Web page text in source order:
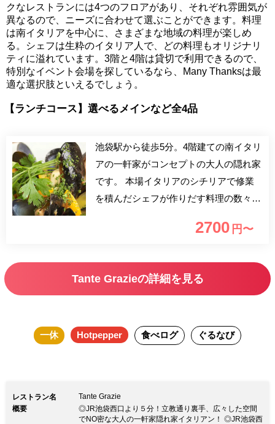
クなレストランには4つのフロアがあり、それぞれ雰囲気が
異なるので、ニーズに合わせて選ぶことができます。料理
は南イタリアを中心に、さまざまな地域の料理が楽しめ
る。シェフは生粋のイタリア人で、どの料理もオリジナリ
ティに溢れています。3階と4階は貸切で利用できるので、
特別なイベント会場を探しているなら、Many Thanksは最
適な選択肢といえるでしょう。
【ランチコース】選べるメインなど全4品
池袋駅から徒歩5分。4階建ての南イタリ
アの一軒家がコンセプトの大人の隠れ家
です。 本場イタリアのシチリアで修業
を積んだシェフが作りだす料理の数々は
ンや生パスタ、自家製ドルチェなど全4
2700 円〜
Tante Grazieの詳細を見る
一休 Hotpepper 食べログ ぐるなび
レストラン名
Tante Grazie
概要
◎JR池袋西口より５分！立教通り裏手、広々した空間
でNO密な大人の一軒家隠れ家イタリアン！ ◎JR池袋西